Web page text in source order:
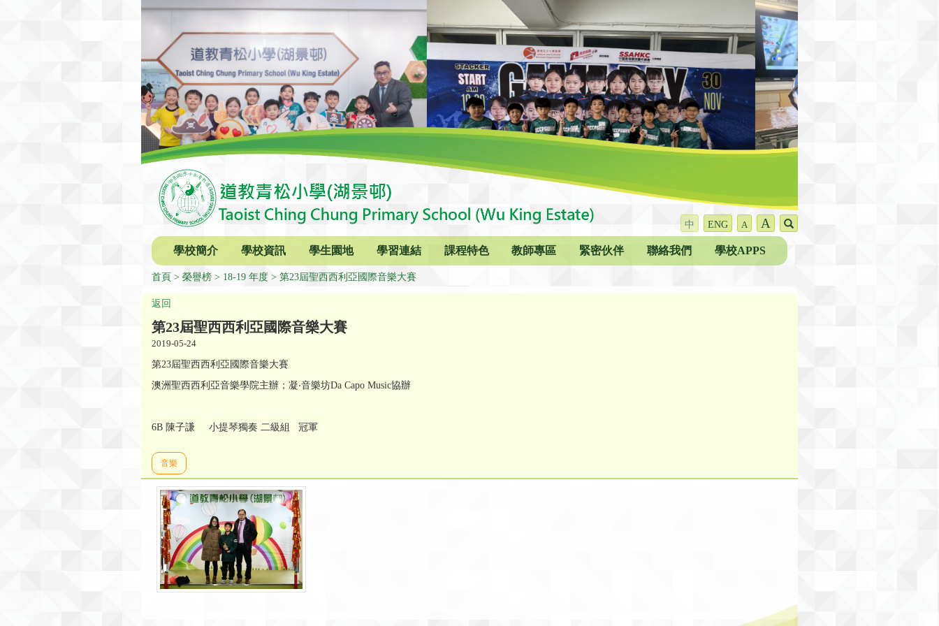
中 ENG A A
學校簡介 學校資訊 學生園地 學習連結 課程特色 教師專區 緊密伙伴 聯絡我們 學校APPS
首頁 榮譽榜 18-19 年度 第23屆聖西西利亞國際音樂大賽
返回
第23屆聖西西利亞國際音樂大賽
2019-05-24
第23屆聖西西利亞國際音樂大賽
澳洲聖西西利亞音樂學院主辦；凝‧音樂坊Da Capo Music協辦
6B 陳子謙 小提琴獨奏 二級組 冠軍
音樂